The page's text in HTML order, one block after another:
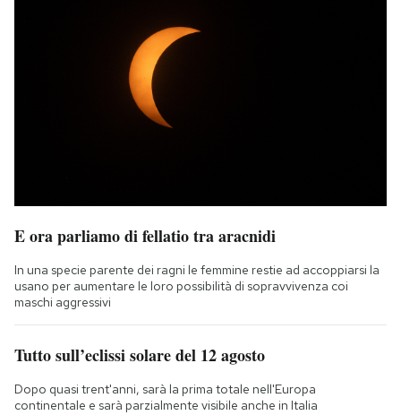
E ora parliamo di fellatio tra aracnidi
In una specie parente dei ragni le femmine restie ad accoppiarsi la
usano per aumentare le loro possibilità di sopravvivenza coi
maschi aggressivi
Tutto sull’eclissi solare del 12 agosto
Dopo quasi trent'anni, sarà la prima totale nell'Europa
continentale e sarà parzialmente visibile anche in Italia